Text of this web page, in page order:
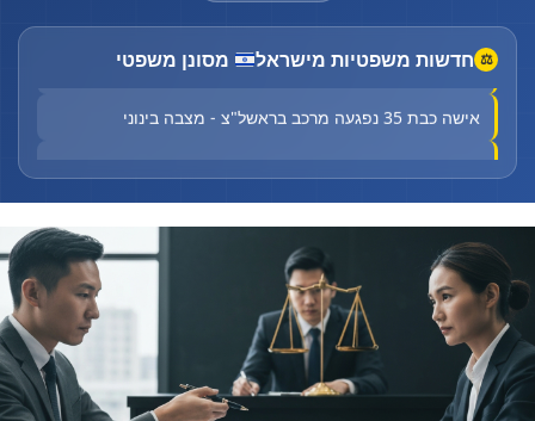
⚖ חדשות משפטיות מישראל מסונן משפטי
תושב טירה נורה למוות ברכבו: המשטרה פתחה בחקירה
חשד לרצח: בן 20 נורה למוות במוקייבלה
Court halts Knesset Finance C'ttee transfers
Finance C'ttee doles out money to haredim,
settlements
תושב טירה נורה למוות ברכבו: המשטרה פתחה בחקירה
אישה כבת 35 נפגעה מרכב בראשל"צ - מצבה בינוני